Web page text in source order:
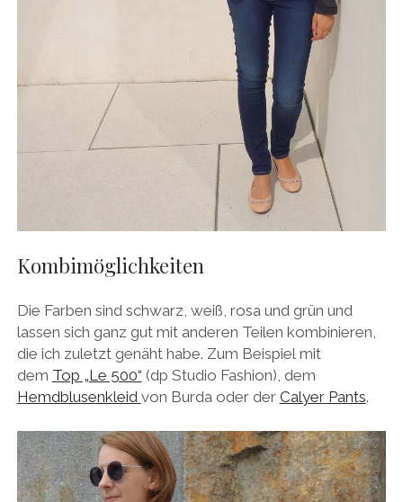
Kombimöglichkeiten
Die Farben sind schwarz, weiß, rosa und grün und
lassen sich ganz gut mit anderen Teilen kombinieren,
die ich zuletzt genäht habe. Zum Beispiel mit
dem Top „Le 500“ (dp Studio Fashion), dem
Hemdblusenkleid von Burda oder der Calyer Pants.